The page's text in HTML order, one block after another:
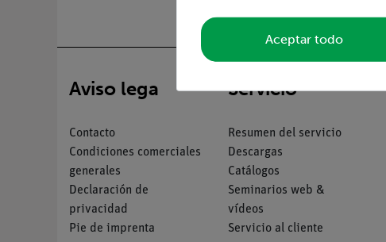
Aviso lega
Contacto
Condiciones comerciales
generales
Declaración de
privacidad
Pie de imprenta
Servicio
Resumen del servicio
Descargas
Catálogos
Seminarios web &
vídeos
Servicio al cliente
Aceptar todo